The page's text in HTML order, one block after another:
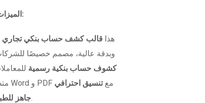
الميزات:
هذا قالب كشف حساب بنكي تجاري
وبدقة عالية، مصمم خصيصًا
كشوف حساب بنكية رسمية
متطلبات التمويل. متوفر بصيغتي Word و PDF معتنسيق احترافي
جاهز.